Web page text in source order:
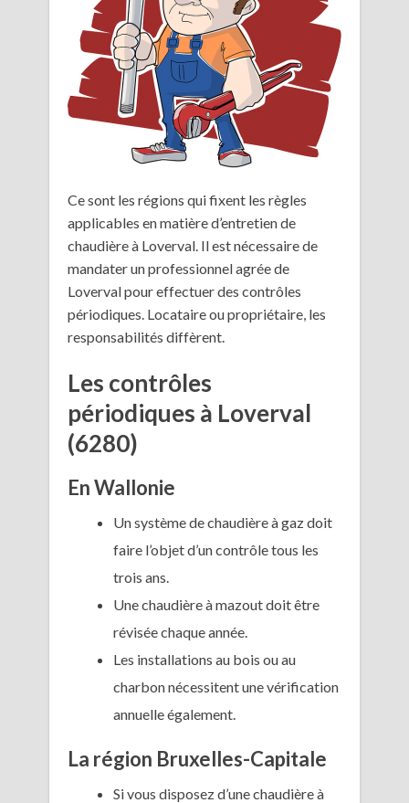
Ce sont les régions qui fixent les règles
applicables en matière d’entretien de
chaudière à Loverval. Il est nécessaire de
mandater un professionnel agrée de
Loverval pour effectuer des contrôles
périodiques. Locataire ou propriétaire, les
responsabilités diffèrent.
Les contrôles
périodiques à Loverval
(6280)
En Wallonie
Un système de chaudière à gaz doit
faire l’objet d’un contrôle tous les
trois ans.
Une chaudière à mazout doit être
révisée chaque année.
Les installations au bois ou au
charbon nécessitent une vérification
annuelle également.
La région Bruxelles-Capitale
Si vous disposez d’une chaudière à